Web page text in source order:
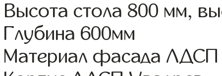
Высота стола 800 мм,
Глубина 600мм
Материал фасада ЛДСП